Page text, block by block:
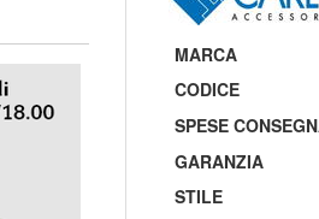
MARCA
CODICE
SPESE
GARANZIA
STILE